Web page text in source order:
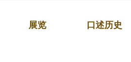
展览 口述历史